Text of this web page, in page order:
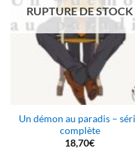
RUPTURE DE STOCK
Un démon au paradis –
complète
18,70€